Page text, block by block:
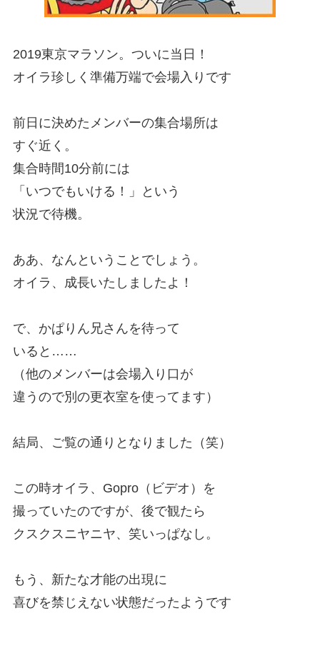
2019東京マラソン。ついに当日！
オイラ珍しく準備万端で会場入りです
前日に決めたメンバーの集合場所は
すぐ近く。
集合時間10分前には
「いつでもいける！」という
状況で待機。
ああ、なんということでしょう。
オイラ、成長いたしましたよ！
で、かぱりん兄さんを待って
いると……
（他のメンバーは会場入り口が
違うので別の更衣室を使ってます）
結局、ご覧の通りとなりました（笑）
この時オイラ、Gopro（ビデオ）を
撮っていたのですが、後で観たら
クスクスニヤニヤ、笑いっぱなし。
もう、新たな才能の出現に
喜びを禁じえない状態だったようです